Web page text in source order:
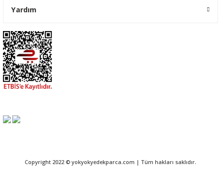
Yardım
Copyright 2022 © yokyokyedekparca.com | Tüm hakları saklıdır.